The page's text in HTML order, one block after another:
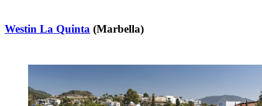
Westin La Quinta (Marbella)